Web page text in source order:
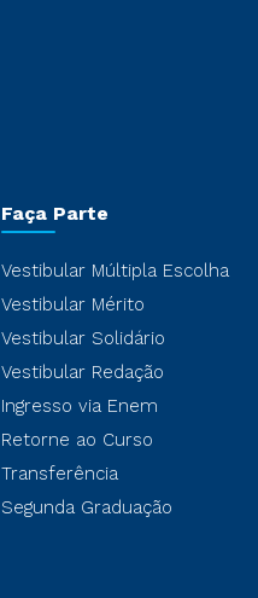
Faça Parte
Vestibular Múltipla Escolha
Vestibular Mérito
Vestibular Solidário
Vestibular Redação
Ingresso via Enem
Retorne ao Curso
Transferência
Segunda Graduação